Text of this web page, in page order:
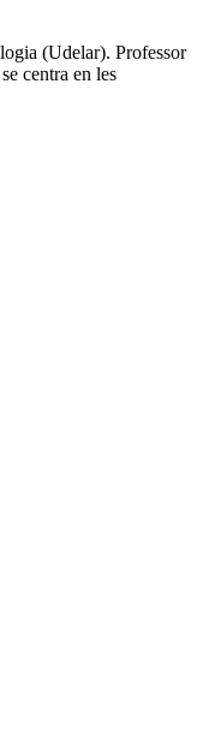
(Udelar). Professor
centra en les